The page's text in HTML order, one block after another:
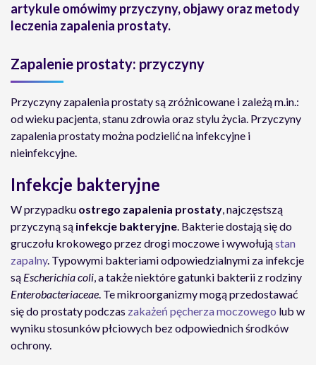
artykule omówimy przyczyny, objawy oraz metody
leczenia zapalenia prostaty.
Zapalenie prostaty: przyczyny
Przyczyny zapalenia prostaty są zróżnicowane i zależą m.in.:
od wieku pacjenta, stanu zdrowia oraz stylu życia. Przyczyny
zapalenia prostaty można podzielić na infekcyjne i
nieinfekcyjne.
Infekcje bakteryjne
W przypadku ostrego zapalenia prostaty, najczęstszą
przyczyną są infekcje bakteryjne. Bakterie dostają się do
gruczołu krokowego przez drogi moczowe i wywołująstan
zapalny. Typowymi bakteriami odpowiedzialnymi za infekcje
są Escherichia coli, a także niektóre gatunki bakterii z rodziny
Enterobacteriaceae. Te mikroorganizmy mogą przedostawać
się do prostaty podczas zakażeń pęcherza moczowego lub w
wyniku stosunków płciowych bez odpowiednich środków
ochrony.